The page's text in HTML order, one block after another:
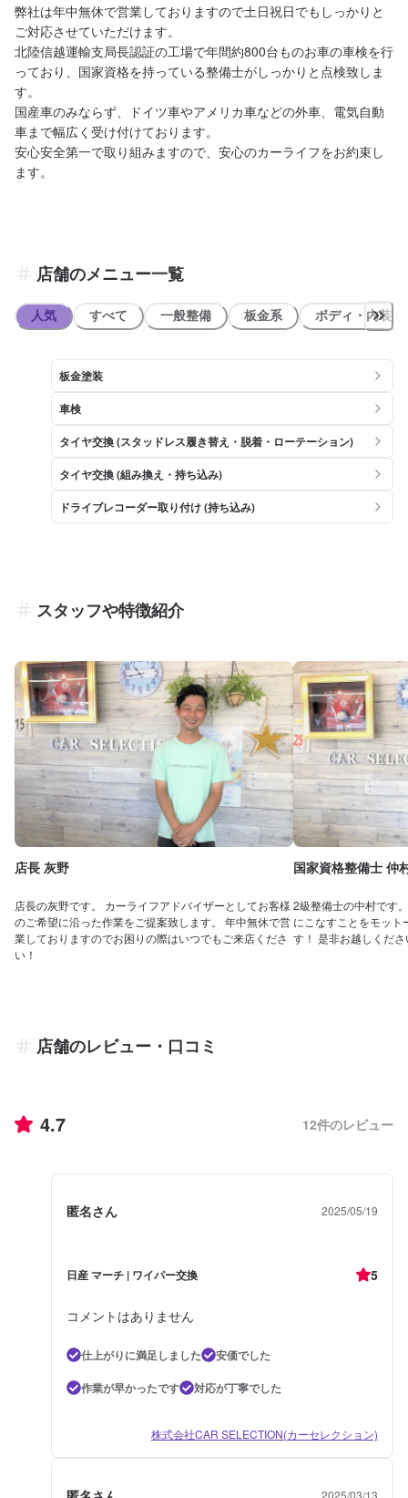
弊社は年中無休で営業しておりますので土日祝日でもしっかりと
ご対応させていただけます。
北陸信越運輸支局長認証の工場で年間約800台ものお車の車検を行
っており、国家資格を持っている整備士がしっかりと点検致しま
す。
国産車のみならず、ドイツ車やアメリカ車などの外車、電気自動
車まで幅広く受け付けております。
安心安全第一で取り組みますので、安心のカーライフをお約束し
ます。
店舗のメニュー一覧
人気 すべて 一般整備 板金系 ボディ・内装
板金塗装
車検
タイヤ交換 (スタッドレス履き替え・脱着・ローテーション)
タイヤ交換 (組み換え・持ち込み)
ドライブレコーダー取り付け (持ち込み)
スタッフや特徴紹介
店長 灰野
店長の灰野です。 カーライフアドバイザーとしてお客様
のご希望に沿った作業をご提案致します。 年中無休で営
業しておりますのでお困りの際はいつでもご来店くださ
い！
国家資格整備士 仲
2級整備士の中村です
にこなすことをモット
す！ 是非お越しくだ
店舗のレビュー・口コミ
4.7 12件のレビュー
匿名さん 2025/05/19
日産 マーチ | ワイパー交換 5
コメントはありません
仕上がりに満足しました
安価でした
作業が早かったです
対応が丁寧でした
株式会社CAR SELECTION(カーセレクション)